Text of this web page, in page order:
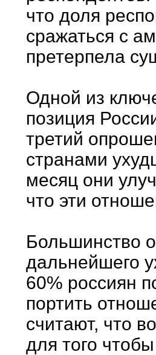
что доля
сражаться с
претерпела
Одной из
позиция
третий
странами
месяц они
что эти
Большинство
дальнейшего
60% россиян
портить
считают, что
для того